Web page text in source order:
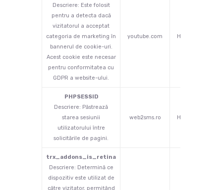
Descriere: Este folosit
pentru a detecta dacă
vizitatorul a acceptat
categoria de marketing în
bannerul de cookie-uri.
Acest cookie este necesar
pentru conformitatea cu
GDPR a website-ului.
youtube.com HTTP
PHPSESSID
Descriere: Păstrează
starea sesiunii
utilizatorului între
solicitările de pagini.
web2sms.ro HTTP
trx_addons_is_retina
Descriere: Determină ce
dispozitiv este utilizat de
către vizitator, permițând